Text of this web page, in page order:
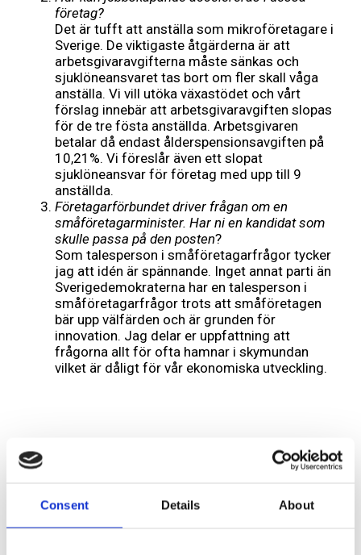
Consent Details About
företag?
Det är tufft att anställa som mikroföretagare i
Sverige. De viktigaste åtgärderna är att
arbetsgivaravgifterna måste sänkas och
sjuklöneansvaret tas bort om fler skall våga
anställa. Vi vill utöka växastödet och vårt
förslag innebär att arbetsgivaravgiften slopas
för de tre fösta anställda. Arbetsgivaren
betalar då endast ålderspensionsavgiften på
10,21%. Vi föreslår även ett slopat
sjuklöneansvar för företag med upp till 9
anställda.
Företagarförbundet driver frågan om en
småföretagarminister. Har ni en kandidat som
skulle passa på den posten?
Som talesperson i småföretagarfrågor tycker
jag att idén är spännande. Inget annat parti än
Sverigedemokraterna har en talesperson i
småföretagarfrågor trots att småföretagen
bär upp välfärden och är grunden för
innovation. Jag delar er uppfattning att
frågorna allt för ofta hamnar i skymundan
vilket är dåligt för vår ekonomiska utveckling.
Lämna ett svar
märkta
Kommentar*